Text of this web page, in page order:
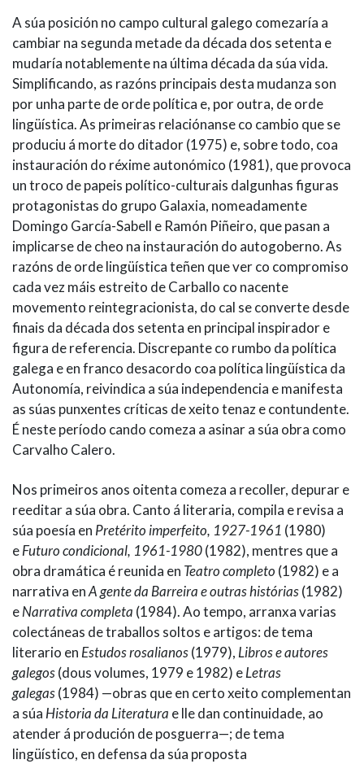
A súa posición no campo cultural galego comezaría a
cambiar na segunda metade da década dos setenta e
mudaría notablemente na última década da súa vida.
Simplificando, as razóns principais desta mudanza son
por unha parte de orde política e, por outra, de orde
lingüística. As primeiras relaciónanse co cambio que se
produciu á morte do ditador (1975) e, sobre todo, coa
instauración do réxime autonómico (1981), que provoca
un troco de papeis político-culturais dalgunhas figuras
protagonistas do grupo Galaxia, nomeadamente
Domingo García-Sabell e Ramón Piñeiro, que pasan a
implicarse de cheo na instauración do autogoberno. As
razóns de orde lingüística teñen que ver co compromiso
cada vez máis estreito de Carballo co nacente
movemento reintegracionista, do cal se converte desde
finais da década dos setenta en principal inspirador e
figura de referencia. Discrepante co rumbo da política
galega e en franco desacordo coa política lingüística da
Autonomía, reivindica a súa independencia e manifesta
as súas punxentes críticas de xeito tenaz e contundente.
É neste período cando comeza a asinar a súa obra como
Carvalho Calero.
Nos primeiros anos oitenta comeza a recoller, depurar e
reeditar a súa obra. Canto á literaria, compila e revisa a
súa poesía en Pretérito imperfeito, 1927-1961 (1980)
eFuturo condicional, 1961-1980(1982), mentres que a
obra dramática é reunida en Teatro completo (1982) e a
narrativa enA gente da Barreira e outras histórias(1982)
eNarrativa completa (1984). Ao tempo, arranxa varias
colectáneas de traballos soltos e artigos: de tema
literario enEstudos rosalianos(1979),Libros e autores
galegos(dous volumes, 1979 e 1982) eLetras
galegas(1984) —obras que en certo xeito complementan
a súaHistoria da Literatura e lle dan continuidade, ao
atender á produción de posguerra—; de tema
lingüístico, en defensa da súa proposta